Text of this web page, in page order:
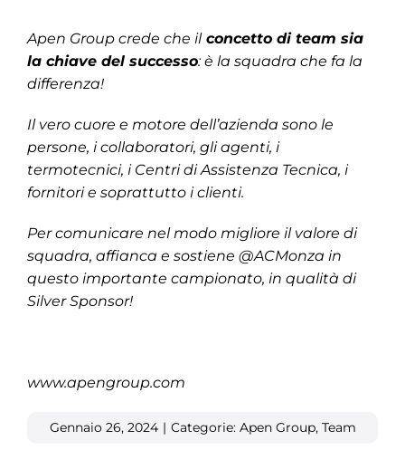
Apen Group crede che ilconcetto di team sia
la chiave del successo: è la squadra che fa la
differenza!
Il vero cuore e motore dell’azienda sono le
persone, i collaboratori, gli agenti, i
termotecnici, i Centri di Assistenza Tecnica, i
fornitori e soprattutto i clienti.
Per comunicare nel modo migliore il valore di
squadra, affianca e sostiene @ACMonza in
questo importante campionato, in qualità di
Silver Sponsor!
www.apengroup.com
Gennaio 26, 2024 | Categorie: Apen Group, Team